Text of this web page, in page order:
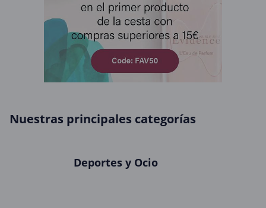
Nuestras principales categorías
Deportes y Ocio